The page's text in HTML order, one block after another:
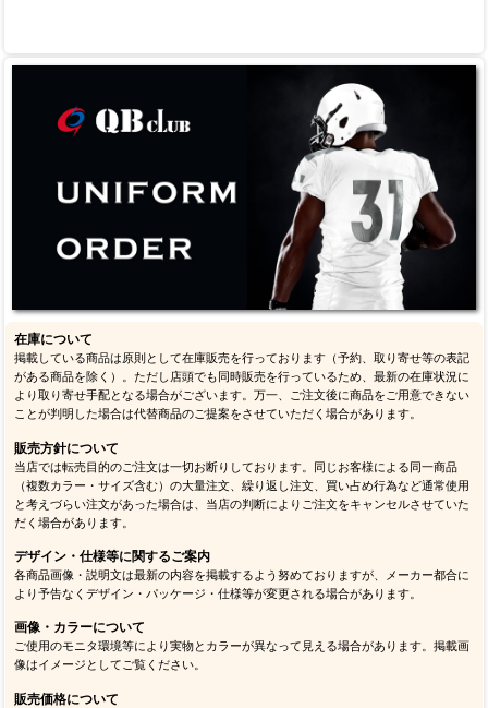
在庫について
掲載している商品は原則として在庫販売を行っております（予約、取り寄せ等の表記
がある商品を除く）。ただし店頭でも同時販売を行っているため、最新の在庫状況に
より取り寄せ手配となる場合がございます。万一、ご注文後に商品をご用意できない
ことが判明した場合は代替商品のご提案をさせていただく場合があります。
販売方針について
当店では転売目的のご注文は一切お断りしております。同じお客様による同一商品
（複数カラー・サイズ含む）の大量注文、繰り返し注文、買い占め行為など通常使用
と考えづらい注文があった場合は、当店の判断によりご注文をキャンセルさせていた
だく場合があります。
デザイン・仕様等に関するご案内
各商品画像・説明文は最新の内容を掲載するよう努めておりますが、メーカー都合に
より予告なくデザイン・パッケージ・仕様等が変更される場合があります。
画像・カラーについて
ご使用のモニタ環境等により実物とカラーが異なって見える場合があります。掲載画
像はイメージとしてご覧ください。
販売価格について